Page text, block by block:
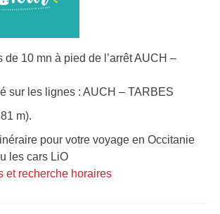
de 10 mn à pied de l’arrêt AUCH –
sur les lignes : AUCH – TARBES
m).
pour votre voyage en Occitanie
les cars LiO
et recherche horaires